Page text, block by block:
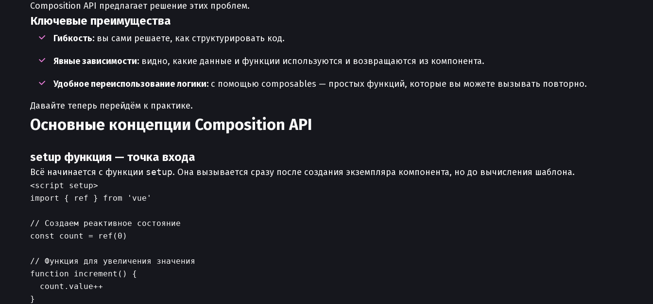
Composition API предлагает решение этих проблем.
Ключевые преимущества
Гибкость: вы сами решаете, как структурировать код.
Явные зависимости: видно, какие данные и функции используются и возвращаются из компонента.
Удобное переиспользование логики: с помощью composables — простых функций, которые вы можете вызывать повторно.
Давайте теперь перейдём к практике.
Основные концепции Composition API
setup функция — точка входа
Всё начинается с функции setup. Она вызывается сразу после создания экземпляра компонента, но до вычисления шаблона.
<script setup>
import { ref } from 'vue'
// Создаем реактивное состояние
const count = ref(0)
// Функция для увеличения значения
function increment() {
  count.value++
}